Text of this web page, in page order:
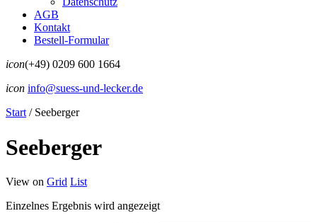
AGB
Kontakt
Bestell-Formular
icon(+49) 0209 600 1664
icon info@suess-und-lecker.de
Start /Seeberger
Seeberger
View on Grid List
Einzelnes Ergebnis wird angezeigt